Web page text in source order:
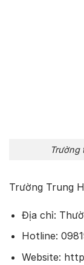
Trường Trung
Địa chỉ:
Hotline:
Website: